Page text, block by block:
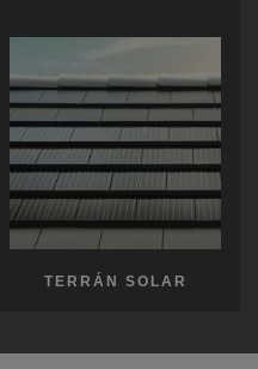
TERRÁN SOLAR